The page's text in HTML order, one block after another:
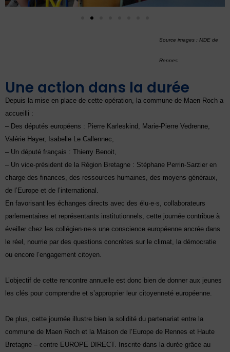
Source images : MDE de
Rennes
Une action dans la durée
Depuis la mise en place de cette opération, la commune de Maen Roch a
accueilli :
– Des députés européens : Pierre Karleskind, Marie-Pierre Vedrenne,
Valérie Hayer, Isabelle Le Callennec,
– Un député français : Thierry Benoit,
– Un vice-président de la Région Bretagne : Stéphane Perrin-Sarzier en
charge des finances, des ressources humaines, des moyens généraux,
de l’Europe et de l’international.
En favorisant les échanges directs avec des élu·e·s, collaborateurs
parlementaires et représentants institutionnels, cette journée contribue à
éveiller chez les collégien·ne·s une conscience européenne ancrée dans
le réel, nourrie par des questions concrètes sur le climat, la démocratie
ou encore l’engagement citoyen.
L’objectif de cette rencontre annuelle est donc bien de donner aux jeunes
les clés pour comprendre et s’approprier leur citoyenneté européenne.
De plus, cette journée illustre bien la solidité du partenariat entre la
commune de Maen Roch et la Maison de l’Europe de Rennes et Haute
Bretagne – centre EUROPE DIRECT. Inscrite dans la durée grâce au